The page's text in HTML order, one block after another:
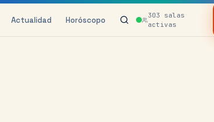
Actualidad Horóscopo 303 salas
activas